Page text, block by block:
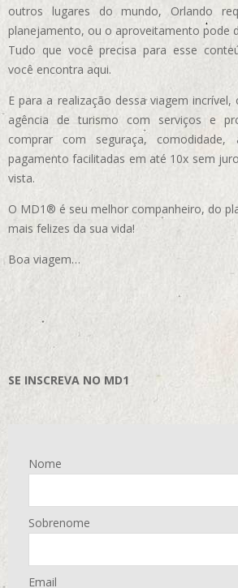
outros lugares do mundo, Orlando
planejamento, ou o aproveitamento pode
Tudo que você precisa para esse
você encontra aqui.
E para a realização dessa viagem
agência de turismo com serviços e
comprar com seguraça,
pagamento facilitadas em até 10x sem
vista.
O MD1® é seu melhor companheiro, do
mais felizes da sua vida!
Boa viagem…
SE INSCREVA NO MD1
Nome
Sobrenome
Email